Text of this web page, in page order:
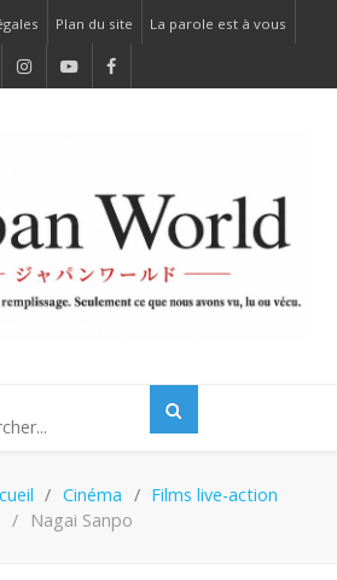
Plan du site La parole est à vous
Cinéma
Films live-action
Nagai Sanpo